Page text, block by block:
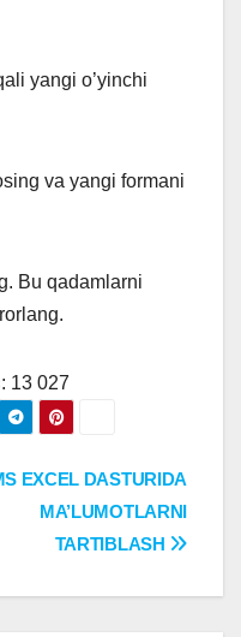
yangi o’yinchi
va yangi formani
Bu qadamlarni
13 027
EXCEL DASTURIDA
MA’LUMOTLARNI
TARTIBLASH